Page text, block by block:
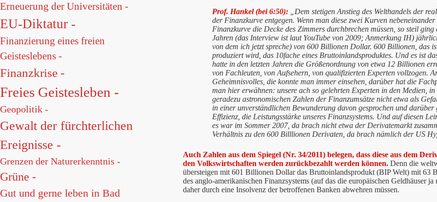
Prof. Hankel (bei 6:50):„Dem stetigen Anstieg des Welthandels der
der Finanzkurve entgegen. Wenn man diese zwei Kurven
Finanzkurve die Decke des Zimmers durchbrechen müssen, so steil
Jahren (das Interview ist laut YouTube von 2009; Anmerkung IH)
von dem ich jetzt spreche) von 600 Billionen Dollar. 600 Billionen, das
produziert wird, das 10fache eines Bruttoinlandsproduktes. Und es ist
hatte in den letzten Jahren die Größenordnung von etwa 12 Billionen
von Fachleuten, von Aufsehern, von qualifizierten Experten vollzogen.
Geheimnisvolles, die konnte man immer einsehen, darüber hat die
man hier erwähnen: unsere ach so gelehrten Experten in den Medien,
geradezu astronomischen Zahlen der Finanzumsätze nicht etwa als
in einer unverständlichen Bewunderung davon gesprochen und
Effizienz, die Leistungsstärke unseres Finanzsystems. Und auf diesen
es war im Sommer 2007, da brach nicht etwa der Derivatemarkt
Verhältnis zu den 600 Billlionen Derivaten, da brach nämlich der US
Auch Zahlen aus dem Spiegel (Nr. 34/2011) belegen, dass diese aus dem
den Volkswirtschaften werden zurückbezahlt werden können.Denn die
übersteigen mit 601 Billionen Dollar das Bruttoinlandsprodukt (BIP Welt) mit 63
des anglo-amerikanischen Finanzsystems (auf das die europäischen Geldhäuser
daher durch eine Insolvenz der betroffenen Banken abwehren müssen.
Erneuerung der Universitäten -
EU-Diktatur -
Finanzierung eines freien
Geisteslebens -
Finanzkrise -
Freies Geistesleben -
Geopolitik -
Gewalt der fürchterlichen
Ereignisse -
Grenzen der Naturerkenntnis -
Grüne -
Gut und gerne leben in Bad